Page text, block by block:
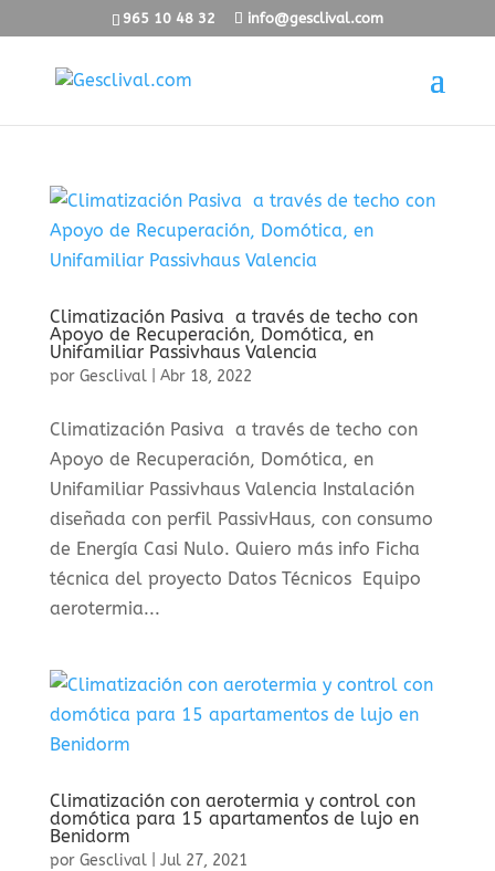
965 10 48 32 info@gesclival.com
Climatización Pasiva a través de techo con
Apoyo de Recuperación, Domótica, en
Unifamiliar Passivhaus Valencia
por Gesclival| Abr 18, 2022
Climatización Pasiva a través de techo con
Apoyo de Recuperación, Domótica, en
Unifamiliar Passivhaus Valencia Instalación
diseñada con perfil PassivHaus, con consumo
de Energía Casi Nulo. Quiero más info Ficha
técnica del proyecto Datos Técnicos Equipo
aerotermia...
Climatización con aerotermia y control con
domótica para 15 apartamentos de lujo en
Benidorm
por Gesclival| Jul 27, 2021